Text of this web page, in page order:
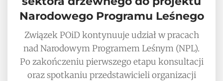
Narodowego Programu Leśnego
Związek POiD kontynuuje udział w pracach
nad Narodowym Programem Leśnym (NPL).
Po zakończeniu pierwszego etapu konsultacji
oraz spotkaniu przedstawicieli organizacji